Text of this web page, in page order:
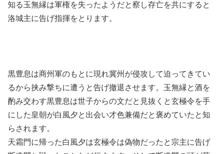
知る玉無縁は軍権を失ったようだと察し存亡を共にすると
洛城主に告げ指揮をとります。
黒豊息は商州軍のもとに現れ冀州が侵攻して迫ってきてい
るから挟み撃ちに遭うと告げ撤退させます。玉無縁と酒を
酌み交わす黒豊息は世子からの文だと見抜くと玄極令を手
にした皇朝が白風夕と出会い才色兼備だと褒めていたと知
らされます。
天霜門に帰った白風夕は玄極令は偽物だったと宗主に告げ